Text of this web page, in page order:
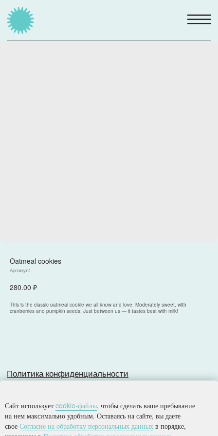
Oatmeal cookies
Артикул:
280.00 ₽
This is the classic oatmeal cookie we all know and love. Moderately sweet, with
cranberries and pumpkin seeds. Just between us — it tastes best with milk!
Политика конфиденциальности
Согласие на обработку персональных данных
Разработка сайта
Сайт использует cookie-файлы, чтобы сделать ваше пребывание
на нем максимально удобным. Оставаясь на сайте, вы даете
свое Согласие на обработку персональных данных в порядке,